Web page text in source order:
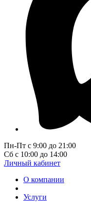
Пн-Пт с 9:00 до 21:00
Сб с 10:00 до 14:00
Личный кабинет
О компании
Услуги